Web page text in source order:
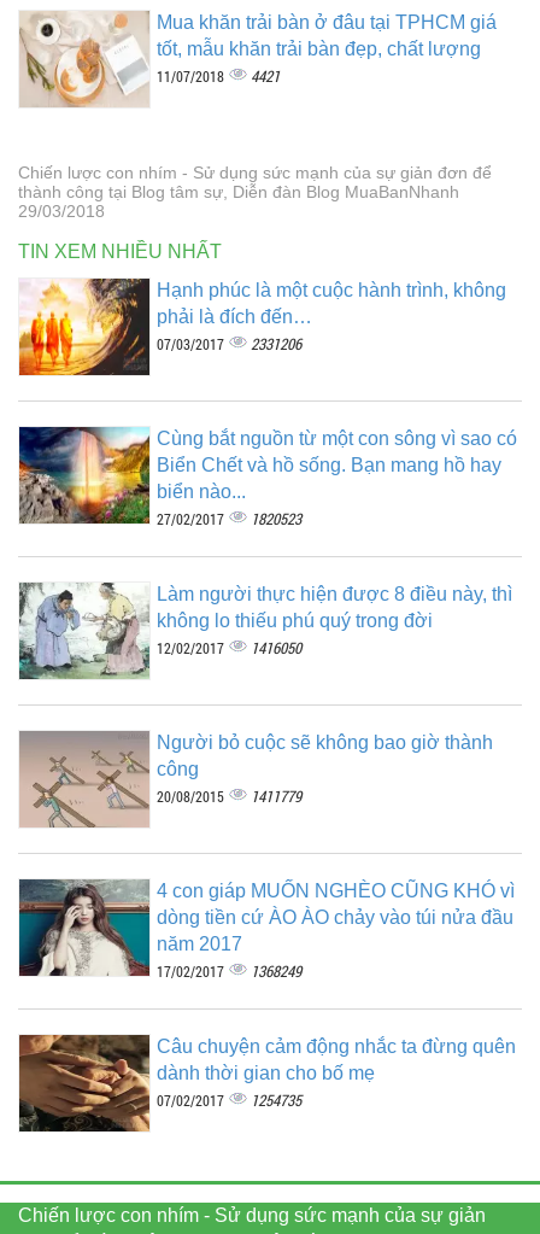
Mua khăn trải bàn ở đâu tại TPHCM giá
tốt, mẫu khăn trải bàn đẹp, chất lượng
11/07/2018 4421
Chiến lược con nhím - Sử dụng sức mạnh của sự giản đơn để
thành công tại Blog tâm sự, Diễn đàn Blog MuaBanNhanh
29/03/2018
TIN XEM NHIỀU NHẤT
Hạnh phúc là một cuộc hành trình, không
phải là đích đến…
07/03/2017 2331206
Cùng bắt nguồn từ một con sông vì sao có
Biển Chết và hồ sống. Bạn mang hồ hay
biển nào...
27/02/2017 1820523
Làm người thực hiện được 8 điều này, thì
không lo thiếu phú quý trong đời
12/02/2017 1416050
Người bỏ cuộc sẽ không bao giờ thành
công
20/08/2015 1411779
4 con giáp MUỐN NGHÈO CŨNG KHÓ vì
dòng tiền cứ ÀO ÀO chảy vào túi nửa đầu
năm 2017
17/02/2017 1368249
Câu chuyện cảm động nhắc ta đừng quên
dành thời gian cho bố mẹ
07/02/2017 1254735
Chiến lược con nhím - Sử dụng sức mạnh của sự giản